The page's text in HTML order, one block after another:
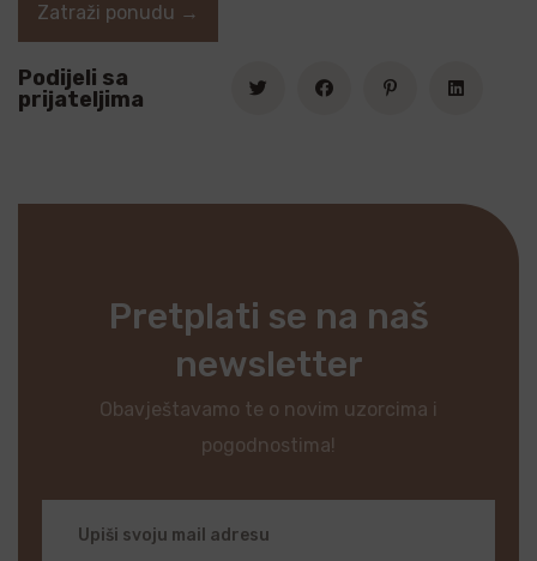
Podijeli sa
prijateljima
Zatraži ponudu →
Pretplati se na naš
newsletter
Obavještavamo te o novim uzorcima i
pogodnostima!